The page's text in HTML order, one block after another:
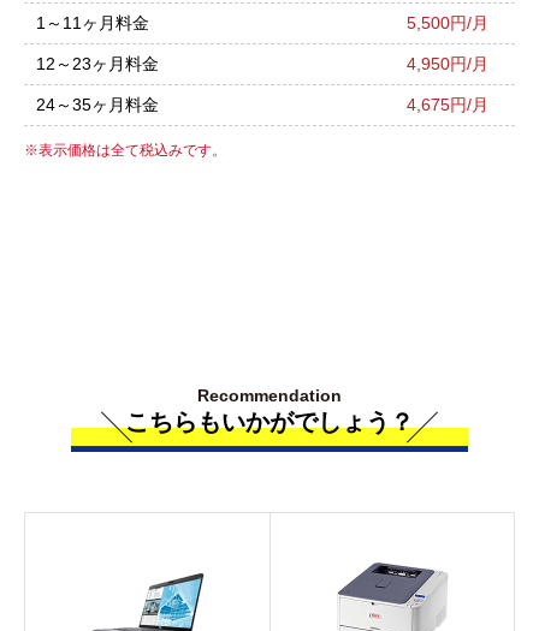
1～11ヶ月料金 5,500円/月
12～23ヶ月料金 4,950円/月
24～35ヶ月料金 4,675円/月
表示価格は全て税込みです。
Recommendation
こちらもいかがでしょう？